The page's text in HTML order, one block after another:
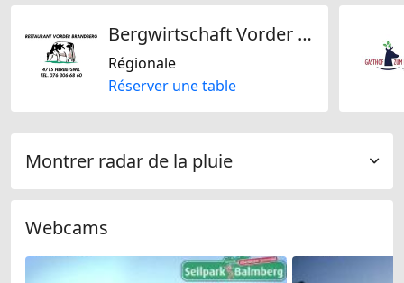
Bergwirtschaft Vorder Brandberg
Régionale
Réserver une table
Montrer radar de la pluie
Webcams